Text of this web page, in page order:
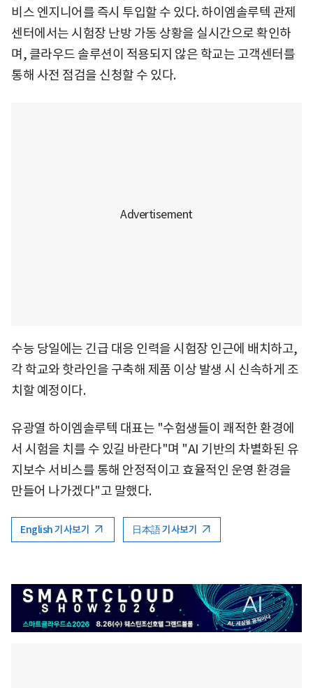
비스 엔지니어를 즉시 투입할 수 있다. 하이엠솔루텍 관제
센터에서는 시험장 난방 가동 상황을 실시간으로 확인하
며, 클라우드 솔루션이 적용되지 않은 학교는 고객센터를
통해 사전 점검을 신청할 수 있다.
수능 당일에는 긴급 대응 인력을 시험장 인근에 배치하고,
각 학교와 핫라인을 구축해 제품 이상 발생 시 신속하게 조
치할 예정이다.
유광열 하이엠솔루텍 대표는 "수험생들이 쾌적한 환경에
서 시험을 치를 수 있길 바란다"며 "AI 기반의 차별화된 유
지보수 서비스를 통해 안정적이고 효율적인 운영 환경을
만들어 나가겠다"고 말했다.
English 기사보기 日本語 기사보기